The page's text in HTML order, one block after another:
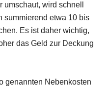
wird schnell
summierend etwa 10 bis
Es ist daher wichtig,
das Geld zur Deckung
genannten Nebenkosten